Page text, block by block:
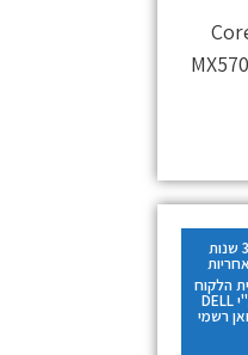
3 שנות
אחריות
הלקוח
ע"י DELL
רשמי
Dell